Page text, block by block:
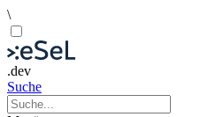
\
.dev
Suche